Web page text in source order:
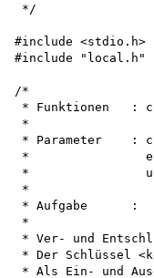
*/
#include <stdio.h>
#include "local.h"
/*
* Funktionen   :
*
* Parameter    :
*
*
*
* Aufgabe      :
*
* Ver- und
* Der Schlüssel
* Als Ein- und